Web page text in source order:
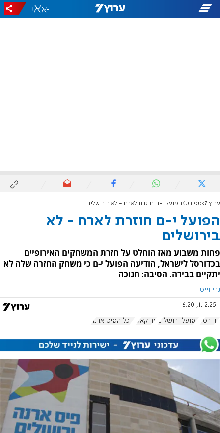
-
+
ערוץ 7 ספורט הפועל י-ם חוזרת לארח - לא בירושלים
הפועל י-ם חוזרת לארח - לא
בירושלים
פחות משבוע מאז הוחלט על חזרת המשחקים האירופיים
בכדורסל לישראל, הודיעה הפועל י-ם כי משחק החזרה שלה לא
יתקיים בבירה. הסיבה: חנוכה
נרי וייס
1.12.25, 16:20
כדורסל הפועל ירושלים יורוקאפ היכל הפיס ארנה